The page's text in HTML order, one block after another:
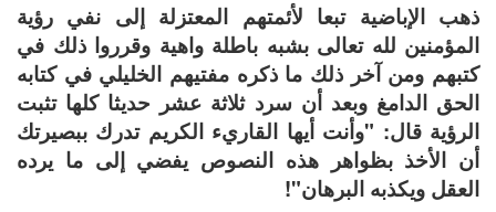
ذهب الإباضية تبعا لأئمتهم المعتزلة إلى نفي رؤية
المؤمنين لله تعالى بشبه باطلة واهية وقرروا ذلك في
كتبهم ومن آخر ذلك ما ذكره مفتيهم الخليلي في كتابه
الحق الدامغ وبعد أن سرد ثلاثة عشر حديثا كلها تثبت
الرؤية قال: "وأنت أيها القاريء الكريم تدرك ببصيرتك
أن الأخذ بظواهر هذه النصوص يفضي إلى ما يرده
العقل ويكذبه البرهان"!